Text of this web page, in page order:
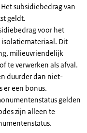
subsidiebedrag van
geldt.
voor het
Dit
milieuvriendelijk
te verwerken als afval.
duurder dan niet-
er een bonus.
gelden
zijn alleen te